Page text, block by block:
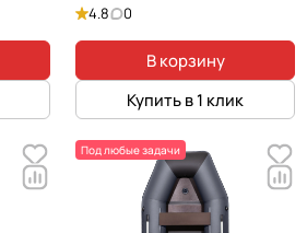
4.8 0
В корзину
Купить в 1 клик
Под любые задачи